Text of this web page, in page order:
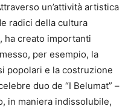
un’attività artistica
radici della cultura
ha creato importanti
per esempio, la
popolari e la costruzione
duo de “I Belumat” –
in maniera indissolubile,